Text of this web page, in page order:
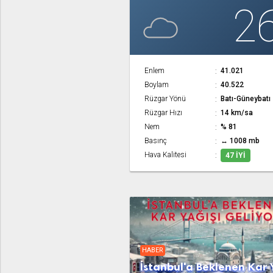
Enlem
41.021
Boylam
40.522
Rüzgar Yönü
Batı-Güneybatı
Rüzgar Hızı
14 km/sa
Nem
% 81
Basınç
↔ 1008 mb
Hava Kalitesi
47 İYI
HABER
İstanbul'a Beklenen Kar